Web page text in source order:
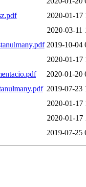
2020-01-17
2020-03-11
2019-10-04
2020-01-17
2020-01-20
2019-07-23
2020-01-17
2020-01-17
2019-07-25